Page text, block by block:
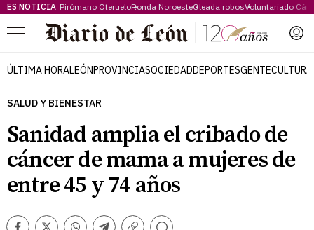
ES NOTICIA Pirómano OterueloRonda NoroesteOleada robosVoluntariado
Menú
ÚLTIMA HORALEÓNPROVINCIASOCIEDADDEPORTESGENTECULTURA
SALUD Y BIENESTAR
Sanidad amplia el cribado de
cáncer de mama a mujeres de
entre 45 y 74 años